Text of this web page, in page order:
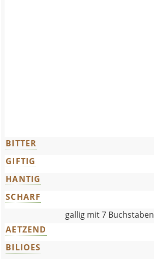
BITTER
GIFTIG
HANTIG
SCHARF
gallig mit 7 Buchstaben
AETZEND
BILIOES